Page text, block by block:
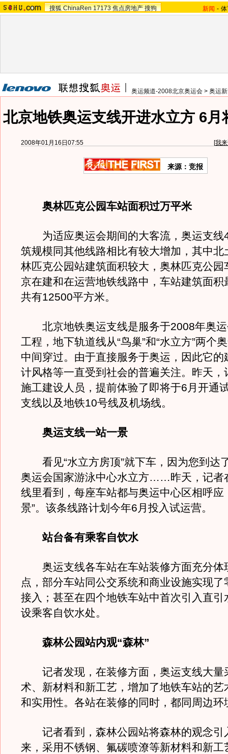
搜狐 ChinaRen 17173 焦点房地产 搜狗 新闻 -
奥运频道-2008北京奥运会 > 奥运
北京地铁奥运支线开进水立方 6月
2008年01月16日07:55 [我
来源：竞报
奥林匹克公园车站面积过万平米
为适应奥运会期间的大客流，奥运支线
筑规模同其他线路相比有较大增加，其中北
林匹克公园站建筑面积较大，奥林匹克公园
京在建和在运营地铁线路中，车站建筑面积
共有12500平方米。
北京地铁奥运支线是服务于2008年奥运
工程，地下轨道线从“鸟巢”和“水立方”两个
中间穿过。由于直接服务于奥运，因此它的
计风格等一直受到社会的普遍关注。昨天，
施工建设人员，提前体验了即将于6月开通
支线以及地铁10号线及机场线。
奥运支线一站一景
看见“水立方房顶”就下车，因为您到达
奥运会国家游泳中心水立方……昨天，记者
线里看到，每座车站都与奥运中心区相呼应
景”。该条线路计划今年6月投入试运营。
站台备有乘客自饮水
奥运支线各车站在车站装修方面充分体
点，部分车站同公交系统和商业设施实现了
接入；甚至在四个地铁车站中首次引入直引
设乘客自饮水处。
森林公园站内观“森林”
记者发现，在装修方面，奥运支线大量
术、新材料和新工艺，增加了地铁车站的艺
和实用性。各站在装修的同时，都同周边环
记者看到，森林公园站将森林的观念引
来，采用不锈钢、氟碳喷潦等新材料和新工